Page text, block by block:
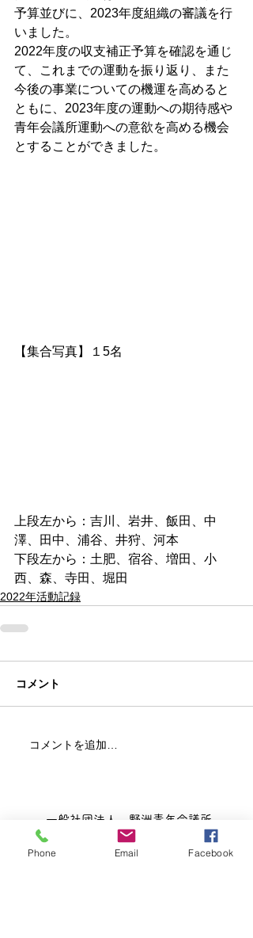
予算並びに、2023年度組織の審議を行
いました。
2022年度の収支補正予算を確認を通じ
て、これまでの運動を振り返り、また
今後の事業についての機運を高めると
ともに、2023年度の運動への期待感や
青年会議所運動への意欲を高める機会
とすることができました。
【集合写真】１5名
上段左から：吉川、岩井、飯田、中
澤、田中、浦谷、井狩、河本
下段左から：土肥、宿谷、増田、小
西、森、寺田、堀田
2022年活動記録
コメント
コメントを追加…
一般社団法人 野洲青年会議所
滋賀県野洲市西河原2400
077-589-3156
Phone Email Facebook